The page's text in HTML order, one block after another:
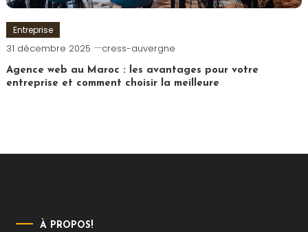
Entreprise
31 décembre 2025 cress-auvergne
Agence web au Maroc : les avantages pour votre
entreprise et comment choisir la meilleure
À PROPOS!